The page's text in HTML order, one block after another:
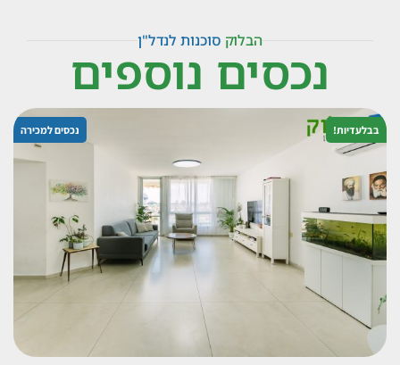
הבלוק סוכנות לנדל"ן
נכסים נוספים
נכסים למכירה בבלעדיות!